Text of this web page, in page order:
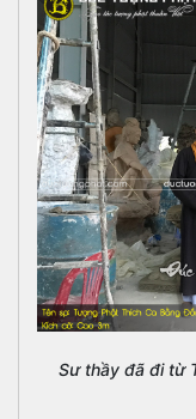
Sư thầy đã đi từ